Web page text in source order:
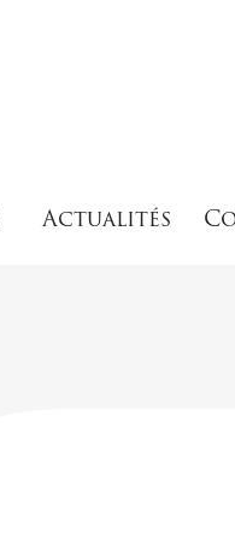
Actualités